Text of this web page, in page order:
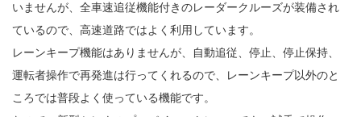
いませんが、全車速追従機能付きのレーダークルーズが装備され
ているので、高速道路ではよく利用しています。
レーンキープ機能はありませんが、自動追従、停止、停止保持、
運転者操作で再発進は行ってくれるので、レーンキープ以外のと
ころでは普段よく使っている機能です。